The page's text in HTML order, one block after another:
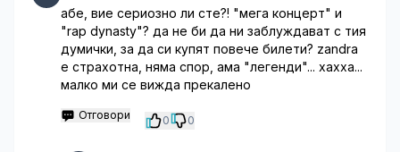
абе, вие сериозно ли сте?! "мега концерт" и
"rap dynasty"? да не би да ни заблуждават с тия
думички, за да си купят повече билети? zandra
е страхотна, няма спор, ама "легенди"... хахха...
малко ми се вижда прекалено
Отговори 0 0